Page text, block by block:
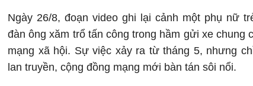
Ngày 26/8, đoạn video ghi lại cảnh một phụ nữ
đàn ông xăm trổ tấn công trong hầm gửi xe chung
mạng xã hội. Sự việc xảy ra từ tháng 5, nhưng
lan truyền, cộng đồng mạng mới bàn tán sôi nổi.